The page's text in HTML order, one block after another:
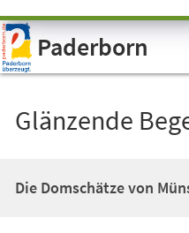
Visuelle
Assistenzsoftware
öffnen.Paderborn
Glänzende
Die Domschätze von